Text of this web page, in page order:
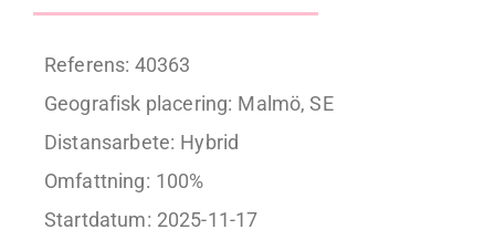
Referens: 40363
Geografisk placering: Malmö, SE
Distansarbete: Hybrid
Omfattning: 100%
Startdatum: 2025-11-17